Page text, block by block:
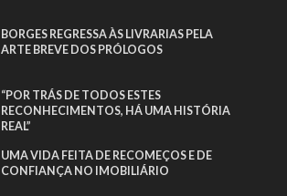
BORGES REGRESSA ÀS LIVRARIAS PELA
ARTE BREVE DOS PRÓLOGOS
“POR TRÁS DE TODOS ESTES
RECONHECIMENTOS, HÁ UMA HISTÓRIA
REAL”
UMA VIDA FEITA DE RECOMEÇOS E DE
CONFIANÇA NO IMOBILIÁRIO